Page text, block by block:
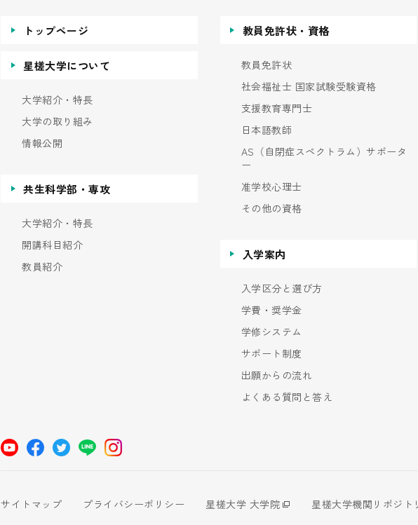
トップページ
星槎大学について
大学紹介・特長
大学の取り組み
情報公開
共生科学部・専攻
大学紹介・特長
開講科目紹介
教員紹介
教員免許状・資格
教員免許状
社会福祉士 国家試験受験資格
支援教育専門士
日本語教師
AS（自閉症スペクトラム）サポータ
ー
准学校心理士
その他の資格
入学案内
入学区分と選び方
学費・奨学金
学修システム
サポート制度
出願からの流れ
よくある質問と答え
サイトマップ プライバシーポリシー 星槎大学 大学院
星槎大学機関リポジト